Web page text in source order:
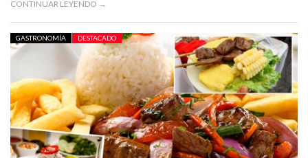
CONTINUAR LEYENDO →
GASTRONOMÍA DESTACADO